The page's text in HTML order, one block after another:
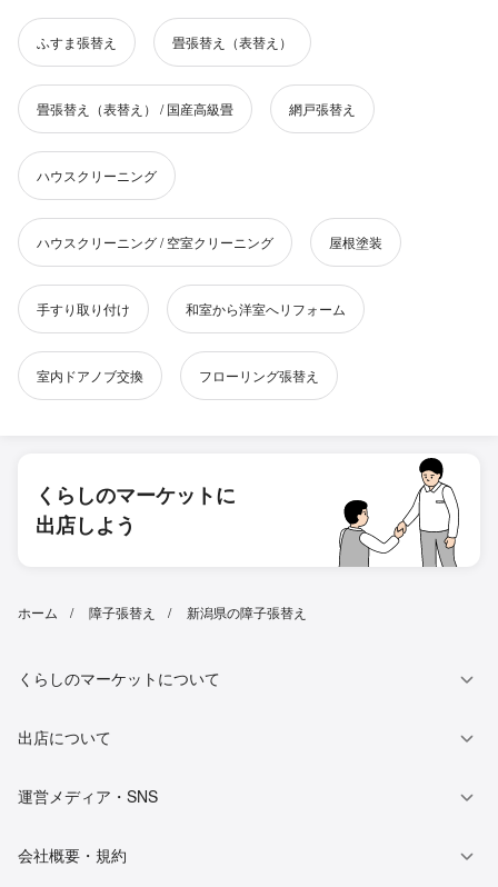
ふすま張替え 畳張替え（表替え）
畳張替え（表替え） / 国産高級畳 網戸張替え
ハウスクリーニング
ハウスクリーニング / 空室クリーニング 屋根塗装
手すり取り付け 和室から洋室へリフォーム
室内ドアノブ交換 フローリング張替え
くらしのマーケットに
出店しよう
ホーム 障子張替え 新潟県の障子張替え
くらしのマーケットについて
出店について
運営メディア・SNS
会社概要・規約